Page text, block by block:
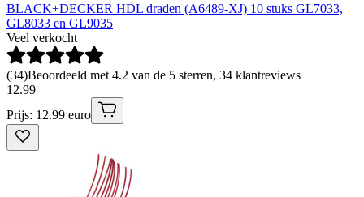
BLACK+DECKER HDL draden (A6489-XJ) 10 stuks GL7033,
GL8033 en GL9035
Veel verkocht
(34)Beoordeeld met 4.2 van de 5 sterren, 34 klantreviews
12.99
Prijs: 12.99 euro